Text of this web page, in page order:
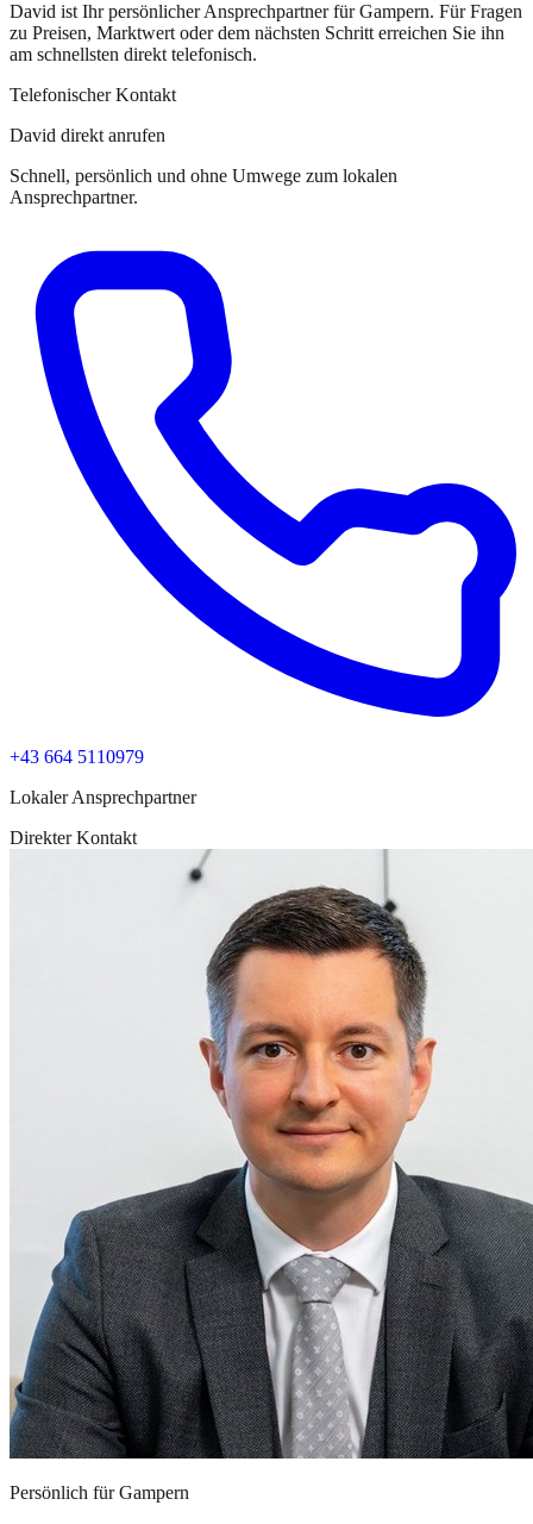
David ist Ihr persönlicher Ansprechpartnerfür Gampern. Für Fragen
zu Preisen, Marktwert oder dem nächsten Schritt erreichen Sie ihn
am schnellsten direkt telefonisch.
Telefonischer Kontakt
David direkt anrufen
Schnell, persönlich und ohne Umwege zum lokalen
Ansprechpartner.
+43 664 5110979
Lokaler Ansprechpartner
Direkter Kontakt
Persönlich fürGampern